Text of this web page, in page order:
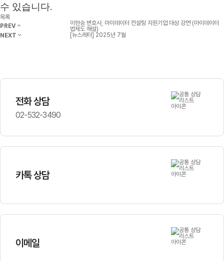
수 있습니다.
목록
PREV
이현승 변호사, 마이데이터 컨설팅 지원기업 대상 강연 (마이데이터
법제도 해설)
NEXT
[뉴스레터] 2025년 7월
전화 상담
02-532-3490
카톡 상담
이메일